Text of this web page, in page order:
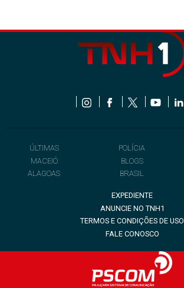
ÚLTIMAS
MACEIÓ
ALAGOAS
POLÍCIA
BLOGS
BRASIL
EXPEDIENTE
ANUNCIE NO TNH1
TERMOS E CONDIÇÕES DE USO
FALE CONOSCO